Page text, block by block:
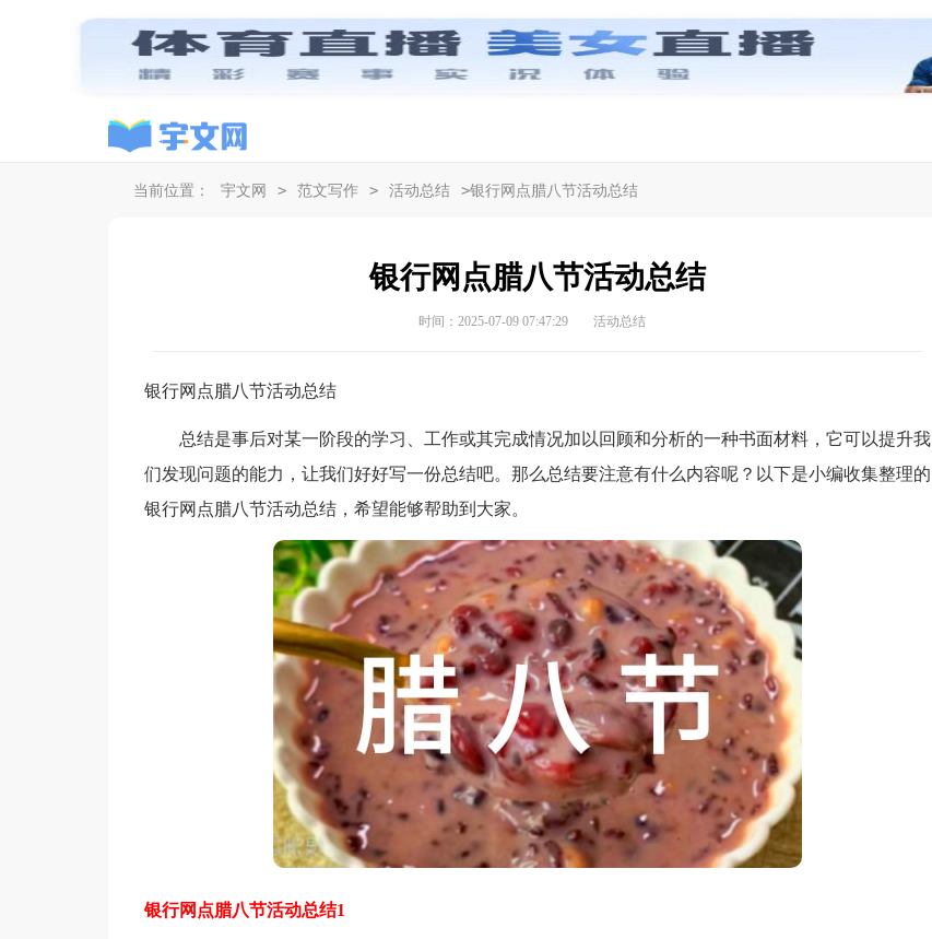
当前位置： 宇文网 > 范文写作 > 活动总结 >银行网点腊八节活动总结
银行网点腊八节活动总结
时间：2025-07-09 07:47:29 活动总结
银行网点腊八节活动总结
总结是事后对某一阶段的学习、工作或其完成情况加以回顾和分析的一种书面材料，它可以提升我
们发现问题的能力，让我们好好写一份总结吧。那么总结要注意有什么内容呢？以下是小编收集整理的
银行网点腊八节活动总结，希望能够帮助到大家。
银行网点腊八节活动总结1